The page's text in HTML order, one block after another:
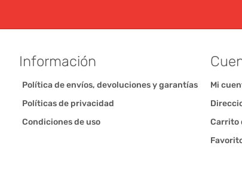
Información
Política de envíos, devoluciones y garantías
Políticas de privacidad
Condiciones de uso
Mi
Carrito